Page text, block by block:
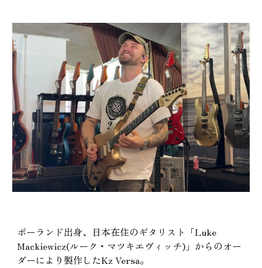
ポーランド出身、日本在住のギタリスト「Luke
Mackiewicz(ルーク・マツキエヴィッチ)」からのオー
ダーにより製作したKz Versa。